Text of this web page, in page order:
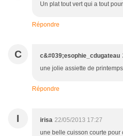
Un plat tout vert qui a tout
Répondre
C c&#039;esophie_cdugateau
une jolie assiette de printemps
Répondre
I irisa 22/05/2013 17:27
une belle cuisson courte pour